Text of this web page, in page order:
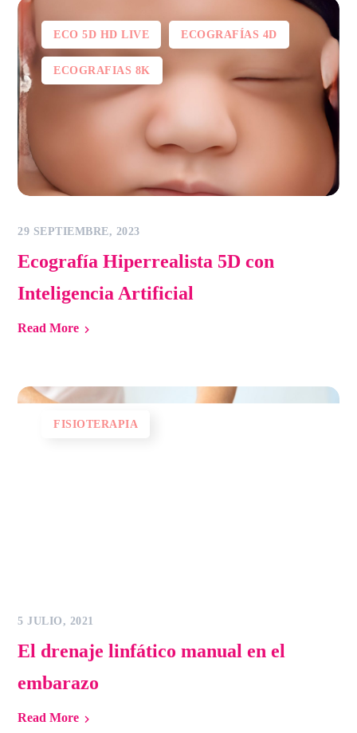
ECO 5D HD LIVE ECOGRAFÍAS 4D
ECOGRAFIAS 8K
29 SEPTIEMBRE, 2023
Ecografía Hiperrealista 5D con
Inteligencia Artificial
Read More
FISIOTERAPIA
5 JULIO, 2021
El drenaje linfático manual en el
embarazo
Read More